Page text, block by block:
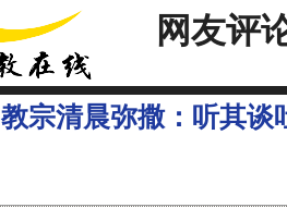
网友评
教宗清晨弥撒：听其谈